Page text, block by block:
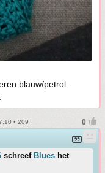
blauw/petrol.
• 209
schreef Blues het